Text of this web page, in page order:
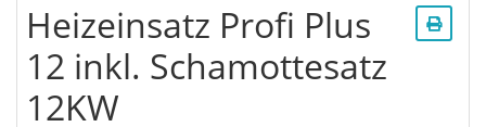
Heizeinsatz Profi Plus
12 inkl. Schamottesatz
12KW